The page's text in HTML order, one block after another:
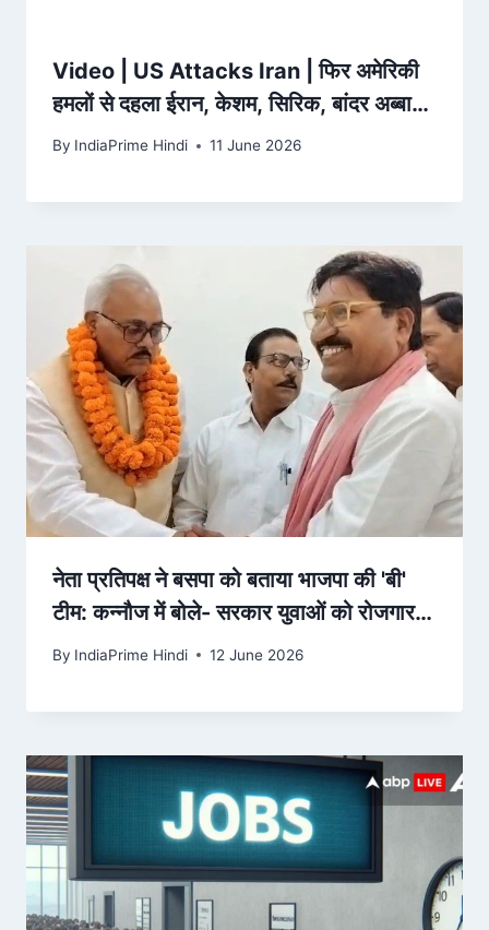
Video | US Attacks Iran | फिर अमेरिकी
हमलों से दहला ईरान, केशम, सिरिक, बांदर अब्बास
में धमाके |BREAKING NEWS – ndtv.in
By IndiaPrime Hindi 11 June 2026
नेता प्रतिपक्ष ने बसपा को बताया भाजपा की 'बी'
टीम: कन्नौज में बोले- सरकार युवाओं को रोजगार
देने में विफल – Dainik Bhaskar
By IndiaPrime Hindi 12 June 2026